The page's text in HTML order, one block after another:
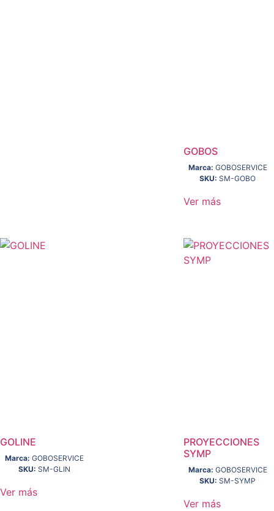
GOBOS
Marca: GOBOSERVICE
SKU: SM-GOBO
Ver más
GOLINE
Marca: GOBOSERVICE
SKU: SM-GLIN
Ver más
PROYECCIONES
SYMP
Marca: GOBOSERVICE
SKU: SM-SYMP
Ver más